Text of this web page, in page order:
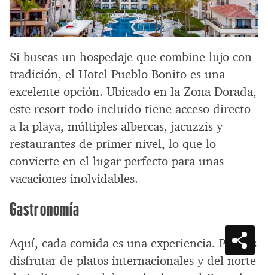
Si buscas un hospedaje que combine lujo con
tradición, el Hotel Pueblo Bonito es una
excelente opción. Ubicado en la Zona Dorada,
este resort todo incluido tiene acceso directo
a la playa, múltiples albercas, jacuzzis y
restaurantes de primer nivel, lo que lo
convierte en el lugar perfecto para unas
vacaciones inolvidables.
Gastronomía
Aquí, cada comida es una experiencia. Puedes
disfrutar de platos internacionales y del norte